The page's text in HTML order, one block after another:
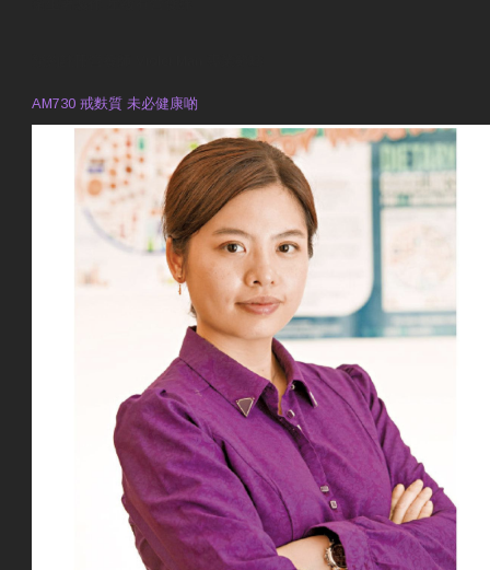
AM730 戒麩質 未必健康啲